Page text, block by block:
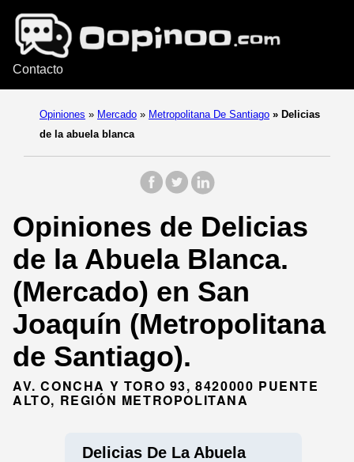
Contacto
Opiniones » Mercado » Metropolitana De Santiago » Delicias
de la abuela blanca
Opiniones de Delicias
de la Abuela Blanca.
(Mercado) en San
Joaquín (Metropolitana
de Santiago).
AV. CONCHA Y TORO 93, 8420000 PUENTE
ALTO, REGIÓN METROPOLITANA
Delicias De La Abuela